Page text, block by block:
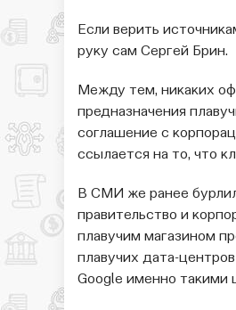
Если верить
руку сам Сергей Брин.
Между тем, никаких
предназначения
соглашение с
ссылается на то, что
В СМИ же ранее
правительство и
плавучим магазином
плавучих дата-
Google именно такими